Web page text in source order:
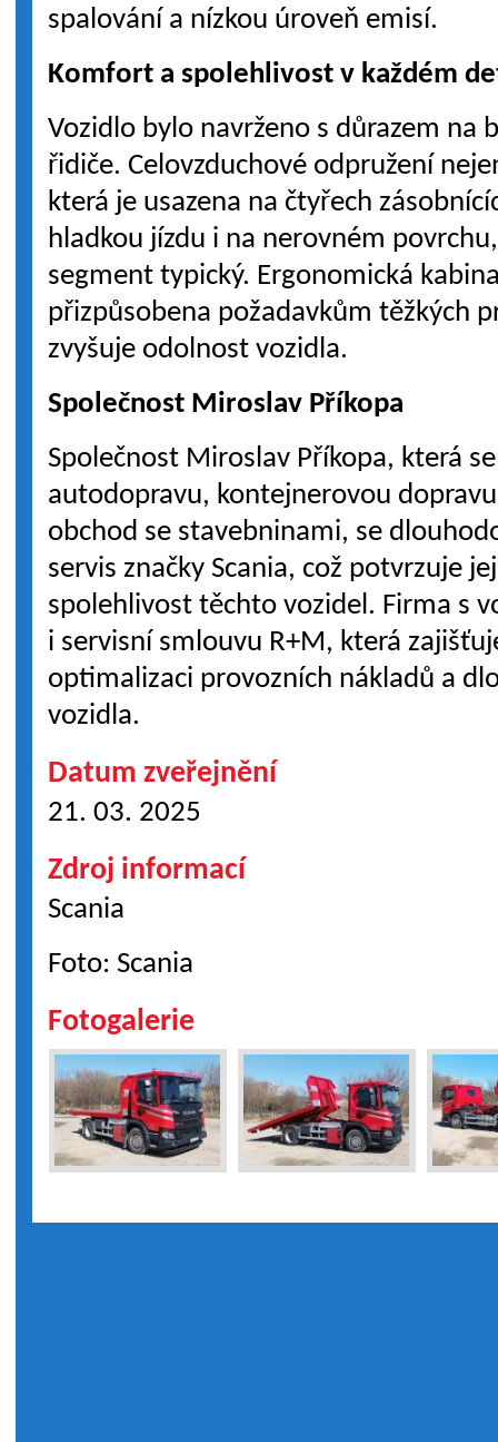
spalování a nízkou úroveň emisí.
Komfort a spolehlivost v každém
Vozidlo bylo navrženo s důrazem na
řidiče. Celovzduchové odpružení
která je usazena na čtyřech
hladkou jízdu i na nerovném
segment typický. Ergonomická
přizpůsobena požadavkům těžkých
zvyšuje odolnost vozidla.
Společnost Miroslav Příkopa
Společnost Miroslav Příkopa, která
autodopravu, kontejnerovou
obchod se stavebninami, se
servis značky Scania, což potvrzuje
spolehlivost těchto vozidel. Firma s
i servisní smlouvu R+M, která
optimalizaci provozních nákladů a
vozidla.
Datum zveřejnění
21. 03. 2025
Zdroj informací
Scania
Foto: Scania
Fotogalerie